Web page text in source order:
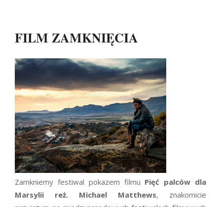
FILM ZAMKNIĘCIA
Zamkniemy festiwal pokazem filmu Pięć palców dla
Marsylii reż.
Michael Matthews, znakomicie